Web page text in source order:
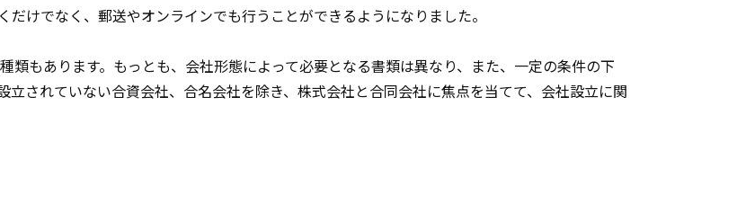
けでなく、郵送やオンラインでも行うことができるようになりました。
類もあります。もっとも、会社形態によって必要となる書類は異なり、また、一定の条件の下
されていない合資会社、合名会社を除き、株式会社と合同会社に焦点を当てて、会社設立に関